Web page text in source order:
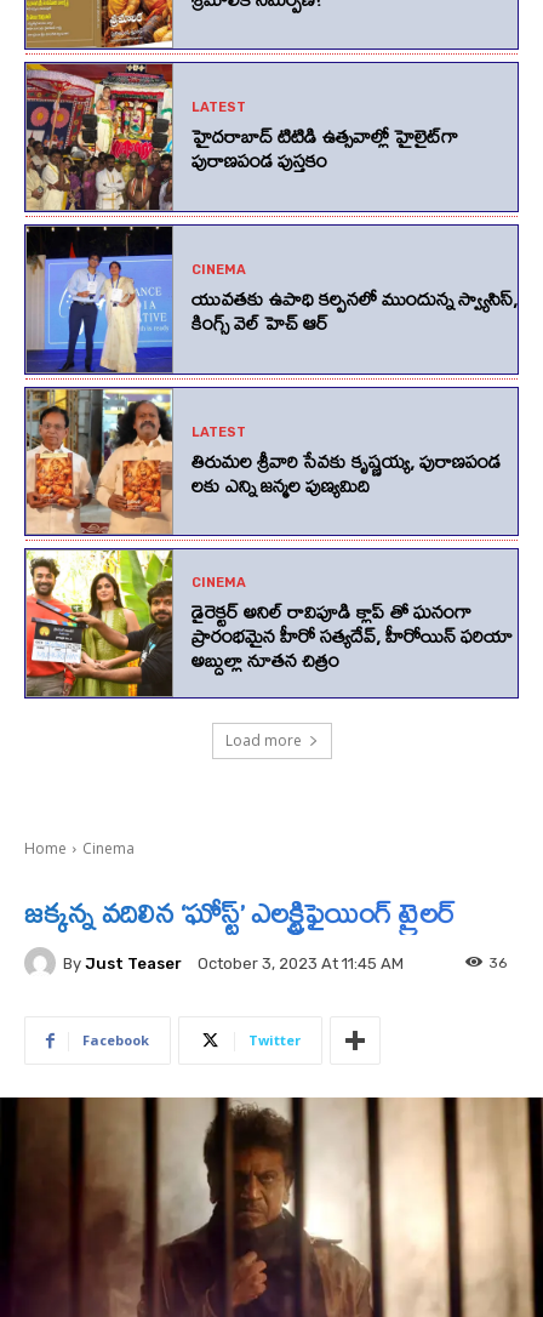
LATEST
హైదరాబాద్ టిటిడి ఉత్సవాల్లో హైలైట్‌గా
పురాణపండ పుస్తకం
CINEMA
యువతకు ఉపాధి కల్పనలో ముందున్న స్వ్యాసిస్,
కింగ్స్‌ వెల్‌ హెచ్‌ ఆర్‌
LATEST
తిరుమల శ్రీవారి సేవకు కృష్ణయ్య, పురాణపండ
లకు ఎన్ని జన్మల పుణ్యమిది
CINEMA
డైరెక్టర్ అనిల్ రావిపూడి క్లాప్ తో ఘనంగా
ప్రారంభమైన హీరో సత్యదేవ్, హీరోయిన్ ఫరియా
అబ్దుల్లా నూతన చిత్రం
Load more